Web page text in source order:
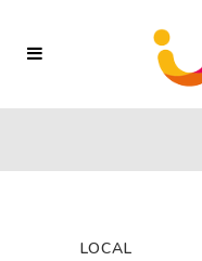
LOCAL